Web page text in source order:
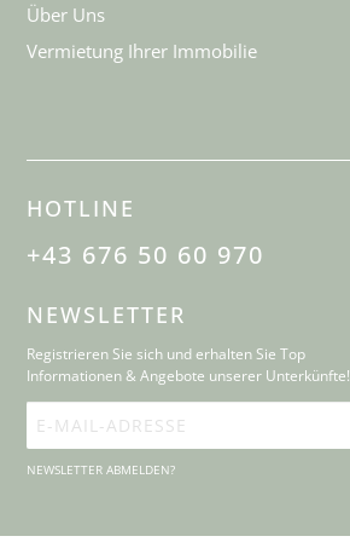
Über Uns
Vermietung Ihrer Immobilie
HOTLINE
+43 676 50 60 970
NEWSLETTER
Registrieren Sie sich und erhalten Sie Top
Informationen & Angebote unserer Unterkünfte!
E-
Mail-
NEWSLETTER ABMELDEN?